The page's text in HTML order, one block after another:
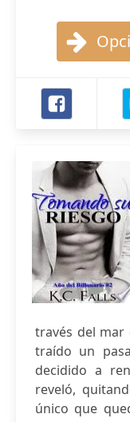
través del mar
traído un
decidido a
reveló,
único que